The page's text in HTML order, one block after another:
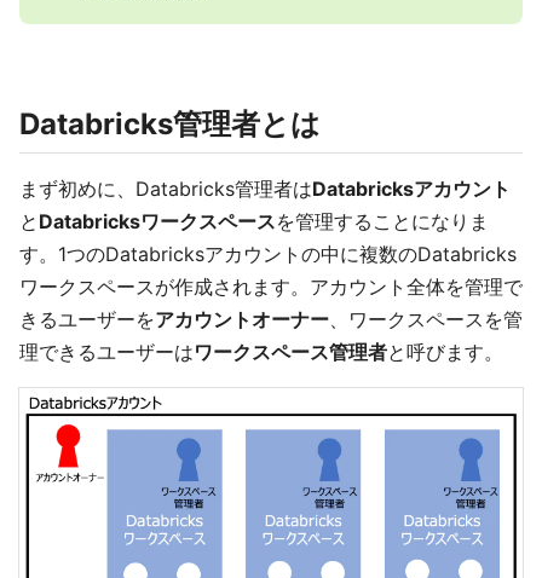
Databricks管理者とは
まず初めに、Databricks管理者はDatabricksアカウント
と Databricksワークスペースを管理することになりま
す。1つのDatabricksアカウントの中に複数のDatabricks
ワークスペースが作成されます。アカウント全体を管理で
きるユーザーをアカウントオーナー、ワークスペースを管
理できるユーザーはワークスペース管理者と呼びます。